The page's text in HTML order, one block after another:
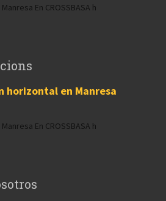
En CROSSBASA h
horizontal en Manresa
En CROSSBASA h